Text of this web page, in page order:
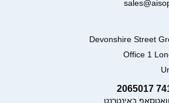
41 Devonshire Street
Office 1
באינטרנט